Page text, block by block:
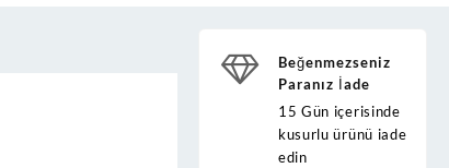
Beğenmezseniz
Paranız İade
15 Gün içerisinde
kusurlu ürünü iade
edin